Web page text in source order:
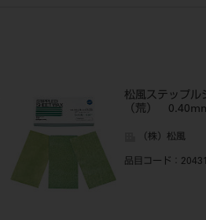
松風ステップル
（荒）
（株）松風
品目コード ：